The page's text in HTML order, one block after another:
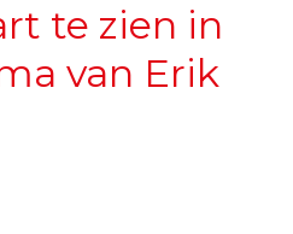
te zien in
van Erik